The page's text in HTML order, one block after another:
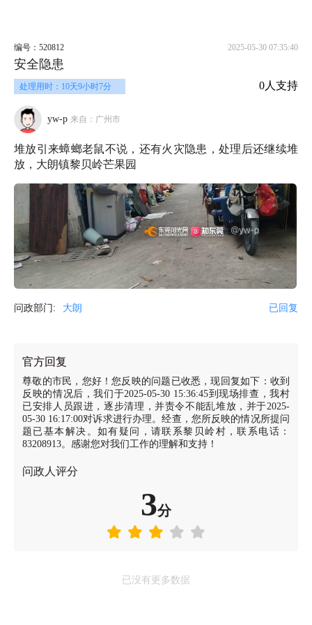
编号：520812 2025-05-30 07:35:40
安全隐患
处理用时：10天9小时7分 0人支持
yw-p 来自：广州市
堆放引来蟑螂老鼠不说，还有火灾隐患，处理后还继续堆
放，大朗镇黎贝岭芒果园
问政部门: 大朗 已回复
官方回复
​尊敬的市民，您好！您反映的问题已收悉，现回复如下：收到
反映的情况后，我们于2025-05-30 15:36:45到现场排查，我村
已安排人员跟进，逐步清理，并责令不能乱堆放，并于2025-
05-30 16:17:00对诉求进行办理。经查，您所反映的情况所提问
题已基本解决。如有疑问，请联系黎贝岭村，联系电话：
83208913。感谢您对我们工作的理解和支持！
问政人评分
3分
已没有更多数据